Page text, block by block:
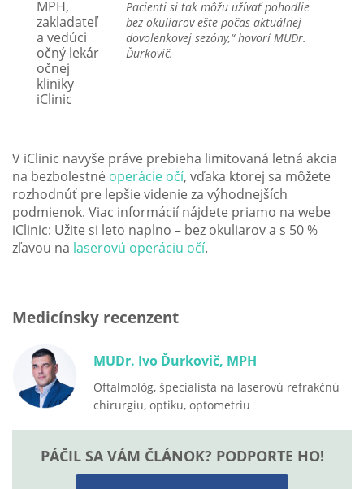
Pacienti si tak môžu užívať pohodlie
bez okuliarov ešte počas aktuálnej
dovolenkovej sezóny,“ hovorí MUDr.
Ďurkovič.
V iClinic navyše práve prebieha limitovaná letná akcia
na bezbolestné operácie očí, vďaka ktorej sa môžete
rozhodnúť pre lepšie videnie za výhodnejších
podmienok. Viac informácií nájdete priamo na webe
iClinic: Užite si leto naplno – bez okuliarov a s 50 %
zľavou na laserovú operáciu očí.
Medicínsky recenzent
MUDr. Ivo Ďurkovič, MPH
Oftalmológ, špecialista na laserovú refrakčnú
chirurgiu, optiku, optometriu
PÁČIL SA VÁM ČLÁNOK? PODPORTE HO!